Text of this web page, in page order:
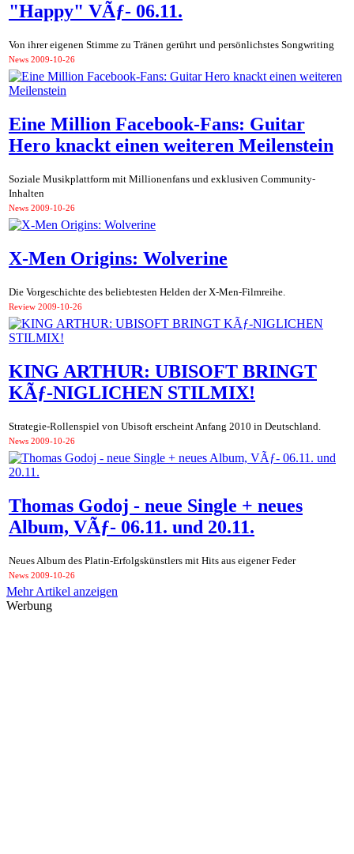
"Happy" VÃƒ- 06.11.
Von ihrer eigenen Stimme zu Tränen gerührt und persönlichstes Songwriting
News 2009-10-26
Eine Million Facebook-Fans: Guitar
Hero knackt einen weiteren Meilenstein
Soziale Musikplattform mit Millionenfans und exklusiven Community-
Inhalten
News 2009-10-26
X-Men Origins: Wolverine
Die Vorgeschichte des beliebtesten Helden der X-Men-Filmreihe.
Review 2009-10-26
KING ARTHUR: UBISOFT BRINGT
KÃƒ-NIGLICHEN STILMIX!
Strategie-Rollenspiel von Ubisoft erscheint Anfang 2010 in Deutschland.
News 2009-10-26
Thomas Godoj - neue Single + neues
Album, VÃƒ- 06.11. und 20.11.
Neues Album des Platin-Erfolgskünstlers mit Hits aus eigener Feder
News 2009-10-26
Mehr Artikel anzeigen
Werbung